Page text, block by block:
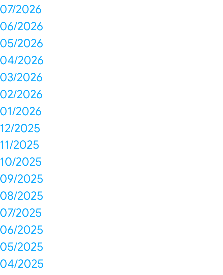
07/2026
06/2026
05/2026
04/2026
03/2026
02/2026
01/2026
12/2025
11/2025
10/2025
09/2025
08/2025
07/2025
06/2025
05/2025
04/2025